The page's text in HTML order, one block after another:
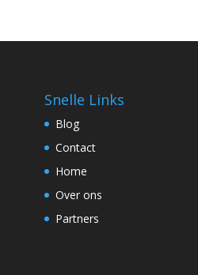
Snelle Links
Blog
Contact
Home
Over ons
Partners